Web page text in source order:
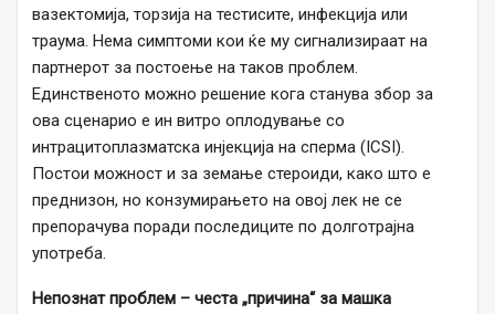
вазектомија, торзија на тестисите, инфекција или
траума. Нема симптоми кои ќе му сигнализираат на
партнерот за постоење на таков проблем.
Единственото можно решение кога станува збор за
ова сценарио е ин витро оплодување со
интрацитоплазматска инјекција на сперма (ICSI).
Постои можност и за земање стероиди, како што е
преднизон, но конзумирањето на овој лек не се
препорачува поради последиците по долготрајна
употреба.
Непознат проблем – честа „причина“ за машка